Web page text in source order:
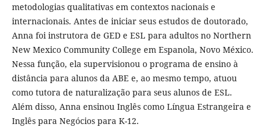
metodologias qualitativas em contextos nacionais e
internacionais. Antes de iniciar seus estudos de doutorado,
Anna foi instrutora de GED e ESL para adultos no Northern
New Mexico Community College em Espanola, Novo México.
Nessa função, ela supervisionou o programa de ensino à
distância para alunos da ABE e, ao mesmo tempo, atuou
como tutora de naturalização para seus alunos de ESL.
Além disso, Anna ensinou Inglês como Língua Estrangeira e
Inglês para Negócios para K-12.